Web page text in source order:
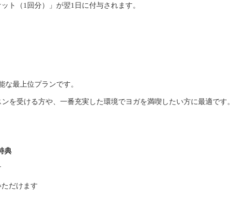
ト（1回分）」が翌1日に付与されます。
な最上位プランです。
を受ける方や、一番充実した環境でヨガを満喫したい方に最適です。
典
だけます